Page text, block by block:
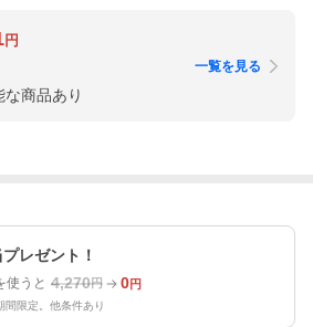
円
商品あり
一覧を見る
レゼント！
使うと 4,270円 0円
間限定。他条件あり